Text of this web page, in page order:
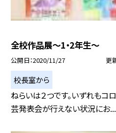
全校作品展〜1・2年生〜
公開日 2020/11/27 更
校長室から
ねらいは２つです。いずれもコ
芸発表会が行えない状況にお...